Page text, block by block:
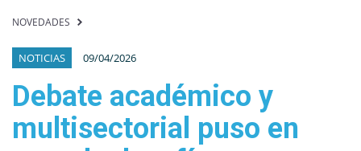
NOVEDADES
NOTICIAS 09/04/2026
Debate académico y
multisectorial puso en